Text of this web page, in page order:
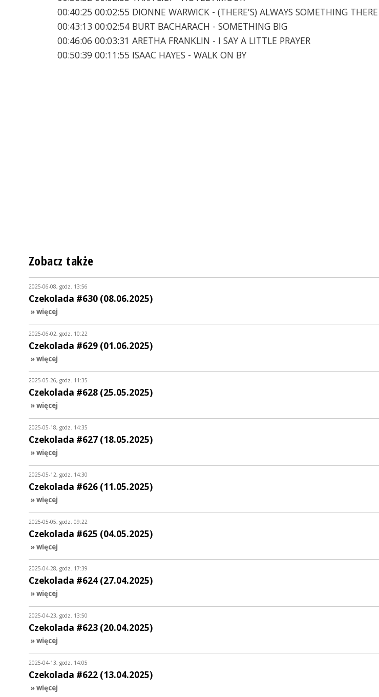
00:40:25 00:02:55 DIONNE WARWICK - (THERE'S) ALWAYS SOMETHING
00:43:13 00:02:54 BURT BACHARACH - SOMETHING BIG
00:46:06 00:03:31 ARETHA FRANKLIN - I SAY A LITTLE PRAYER
00:50:39 00:11:55 ISAAC HAYES - WALK ON BY
Zobacz także
2025-06-08, godz. 13:56
Czekolada #630 (08.06.2025)
» więcej
2025-06-02, godz. 10:22
Czekolada #629 (01.06.2025)
» więcej
2025-05-26, godz. 11:35
Czekolada #628 (25.05.2025)
» więcej
2025-05-18, godz. 14:35
Czekolada #627 (18.05.2025)
» więcej
2025-05-12, godz. 14:30
Czekolada #626 (11.05.2025)
» więcej
2025-05-05, godz. 09:22
Czekolada #625 (04.05.2025)
» więcej
2025-04-28, godz. 17:39
Czekolada #624 (27.04.2025)
» więcej
2025-04-23, godz. 13:50
Czekolada #623 (20.04.2025)
» więcej
2025-04-13, godz. 14:05
Czekolada #622 (13.04.2025)
» więcej